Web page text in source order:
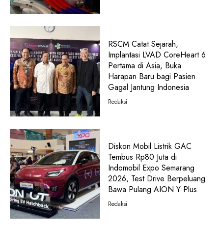
RSCM Catat Sejarah,
Implantasi LVAD CoreHeart 6
Pertama di Asia, Buka
Harapan Baru bagi Pasien
Gagal Jantung Indonesia
Redaksi
Diskon Mobil Listrik GAC
Tembus Rp80 Juta di
Indomobil Expo Semarang
2026, Test Drive Berpeluang
Bawa Pulang AION Y Plus
Redaksi